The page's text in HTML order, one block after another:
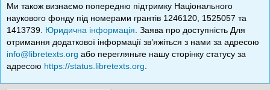
Ми також визнаємо попередню підтримку Національного
наукового фонду під номерами грантів 1246120, 1525057 та
1413739. Юридична інформація . Заява про доступність Для
отримання додаткової інформації зв’яжіться з нами за адресою
info@libretexts.org або перегляньте нашу сторінку статусу за
адресою https://status.libretexts.org